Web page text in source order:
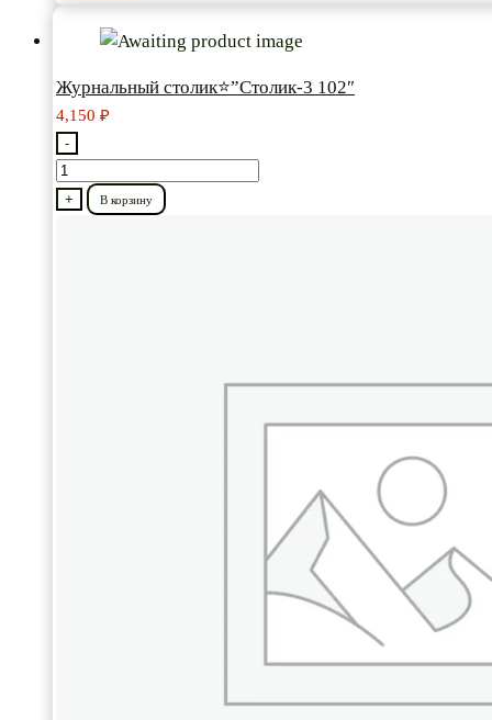
Журнальный столик⭐”Столик-3 102″
4,150 ₽
-
Количество
товара
+ В корзину